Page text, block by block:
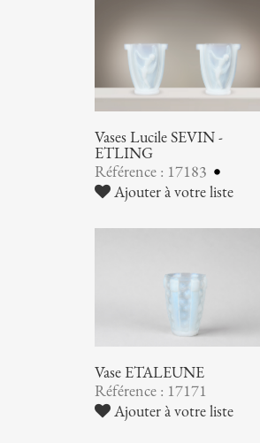
Vases Lucile SEVIN -
ETLING
Référence : 17183
Ajouter à votre liste
Vase ETALEUNE
Référence : 17171
Ajouter à votre liste